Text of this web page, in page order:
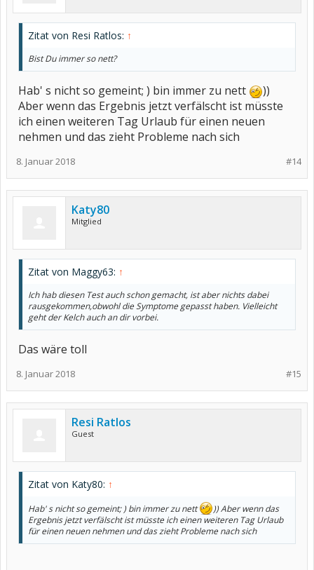
Zitat von Resi Ratlos: ↑
Bist Du immer so nett?
Hab' s nicht so gemeint; ) bin immer zu nett
))
Aber wenn das Ergebnis jetzt verfälscht ist müsste
ich einen weiteren Tag Urlaub für einen neuen
nehmen und das zieht Probleme nach sich
#14
8. Januar 2018
Katy80
Mitglied
Zitat von Maggy63: ↑
Ich hab diesen Test auch schon gemacht, ist aber nichts dabei
rausgekommen,obwohl die Symptome gepasst haben. Vielleicht
geht der Kelch auch an dir vorbei.
Das wäre toll
#15
8. Januar 2018
Resi Ratlos
Guest
Zitat von Katy80: ↑
Hab' s nicht so gemeint; ) bin immer zu nett
)) Aber wenn das
Ergebnis jetzt verfälscht ist müsste ich einen weiteren Tag Urlaub
für einen neuen nehmen und das zieht Probleme nach sich